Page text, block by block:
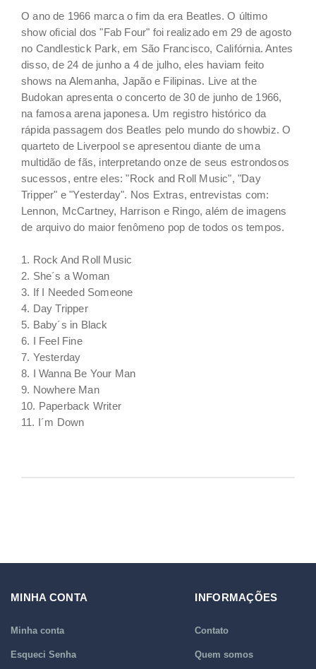
O ano de 1966 marca o fim da era Beatles. O último
show oficial dos "Fab Four" foi realizado em 29 de agosto
no Candlestick Park, em São Francisco, Califórnia. Antes
disso, de 24 de junho a 4 de julho, eles haviam feito
shows na Alemanha, Japão e Filipinas. Live at the
Budokan apresenta o concerto de 30 de junho de 1966,
na famosa arena japonesa. Um registro histórico da
rápida passagem dos Beatles pelo mundo do showbiz. O
quarteto de Liverpool se apresentou diante de uma
multidão de fãs, interpretando onze de seus estrondosos
sucessos, entre eles: "Rock and Roll Music", "Day
Tripper" e "Yesterday". Nos Extras, entrevistas com:
Lennon, McCartney, Harrison e Ringo, além de imagens
de arquivo do maior fenômeno pop de todos os tempos.
1. Rock And Roll Music
2. She´s a Woman
3. If I Needed Someone
4. Day Tripper
5. Baby´s in Black
6. I Feel Fine
7. Yesterday
8. I Wanna Be Your Man
9. Nowhere Man
10. Paperback Writer
11. I´m Down
MINHA CONTA
Minha conta
Esqueci Senha
INFORMAÇÕES
Contato
Quem somos